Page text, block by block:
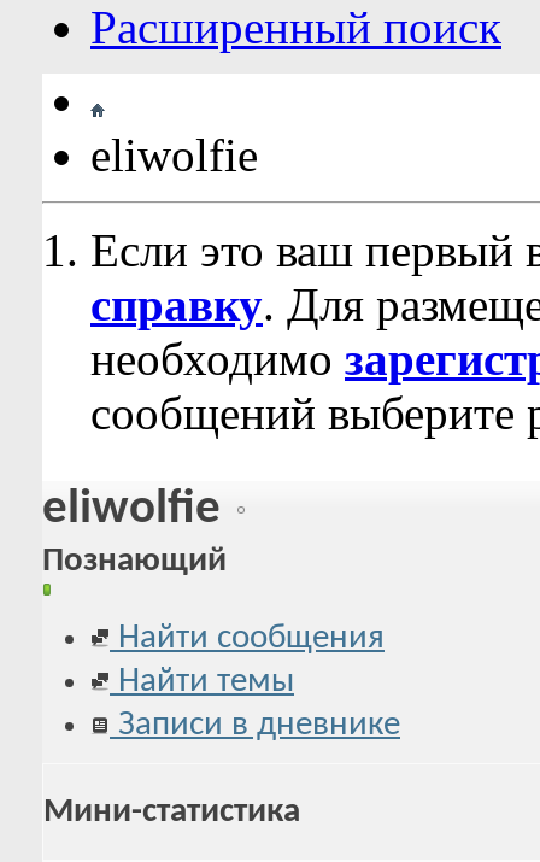
Расширенный поиск
eliwolfie
Если это ваш первый
справку. Для
необходимо
сообщений выберите
eliwolfie
Познающий
Найти сообщения
Найти темы
Записи в дневнике
Мини-статистика